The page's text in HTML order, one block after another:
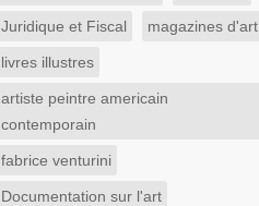
Juridique et Fiscal magazines d'art
livres illustres
artiste peintre americain
contemporain
fabrice venturini
Documentation sur l'art